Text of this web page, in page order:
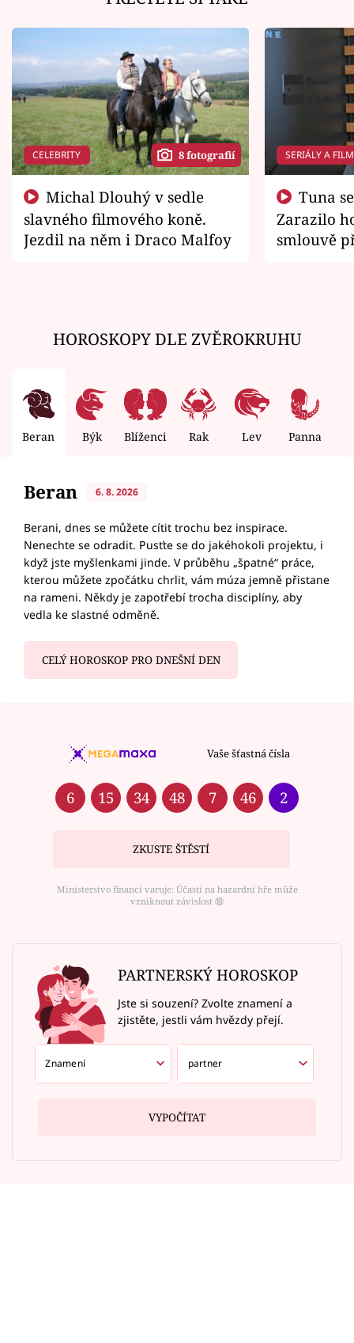
CELEBRITY 8 fotografií
slavného filmového koně.
Jezdil na něm i Draco Malfoy
SERIÁLY A
Zarazilo
smlouvě
HOROSKOPY DLE ZVĚROKRUHU
Beran Býk Blíženci Rak Lev Panna
Beran 6. 8. 2026
Berani, dnes se můžete cítit trochu bez inspirace.
Nenechte se odradit. Pusťte se do jakéhokoli projektu, i
když jste myšlenkami jinde. V průběhu „špatné“ práce,
kterou můžete zpočátku chrlit, vám múza jemně přistane
na rameni. Někdy je zapotřebí trocha disciplíny, aby
vedla ke slastné odměně.
CELÝ HOROSKOP PRO DNEŠNÍ DEN
Vaše šťastná čísla
6 15 34 48 7 46 2
ZKUSTE ŠTĚSTÍ
Ministerstvo financí varuje: Účastí na hazardní hře může
vzniknout závislost ⑱
PARTNERSKÝ HOROSKOP
Jste si souzení? Zvolte znamení a
zjistěte, jestli vám hvězdy přejí.
VYPOČÍTAT